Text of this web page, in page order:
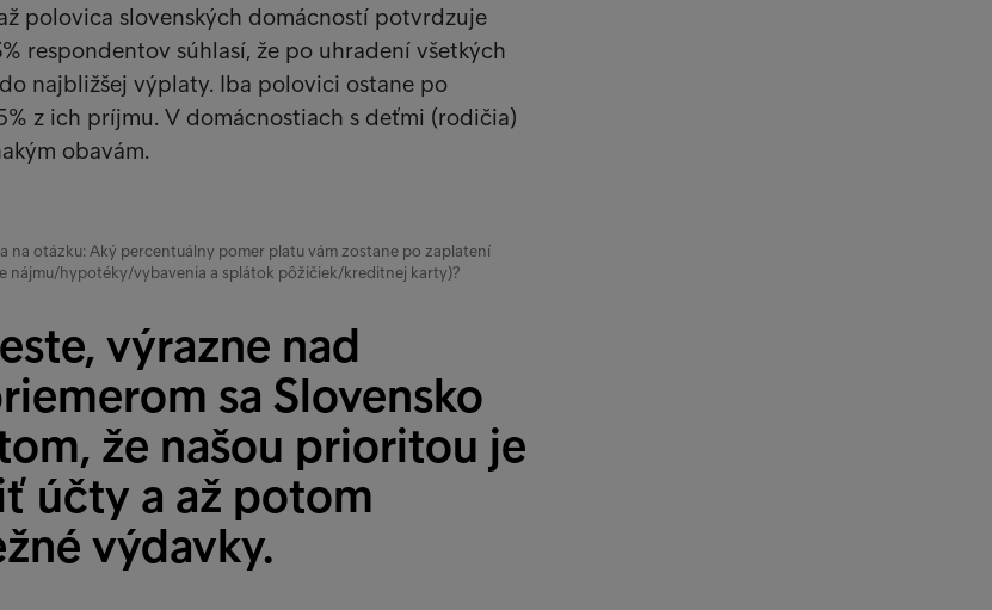
polovica slovenských domácností potvrdzuje
respondentov súhlasí, že po uhradení všetkých
najbližšej výplaty. Iba polovici ostane po
z ich príjmu. V domácnostiach s deťmi (rodičia)
obavám.
na otázku: Aký percentuálny pomer platu vám zostane po zaplatení
nájmu/hypotéky/vybavenia a splátok pôžičiek/kreditnej karty)?
výrazne nad
sa Slovensko
že našou prioritou je
účty a až potom
výdavky.